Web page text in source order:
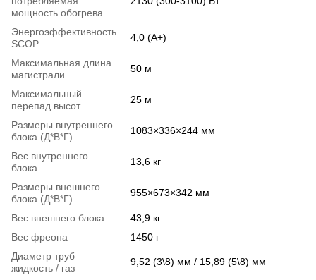
мощность обогрева
Энергоэффективность
SCOP
4,0 (A+)
Максимальная длина
магистрали
50 м
Максимальный
перепад высот
25 м
Размеры внутреннего
блока (Д*В*Г)
1083×336×244 мм
Вес внутреннего
блока
13,6 кг
Размеры внешнего
блока (Д*В*Г)
955×673×342 мм
Вес внешнего блока
43,9 кг
Вес фреона
1450 г
Диаметр труб
жидкость / газ
9,52 (3\8) мм / 15,89 (5\8) мм